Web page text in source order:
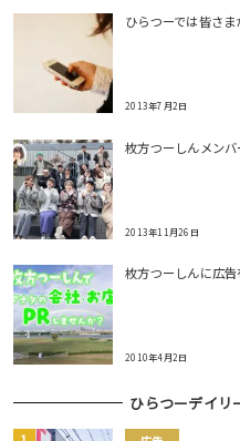
ひらつーでは皆さ
2013年7月2日
枚方つーしんメン
2013年11月26日
枚方つーしんに広
2010年4月2日
ひらつーデイリ